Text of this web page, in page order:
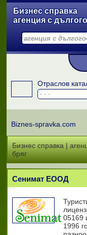
Бизнес справка
агенция с
Отраслов
Biznes-spravka.com
Бизнес справка |
бряг
Сенимат ЕООД
05169
1996